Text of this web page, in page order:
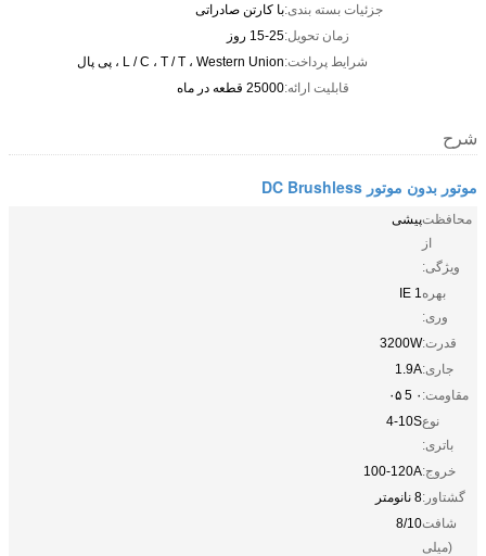
جزئیات بسته بندی:با کارتن صادراتی
زمان تحویل:15-25 روز
شرایط پرداخت:L / C ، T / T ، Western Union ، پی پال
قابلیت ارائه:25000 قطعه در ماه
شرح
موتور بدون موتور DC Brushless
محافظت
از
ویژگی:
پیشی
بهره
وری:
IE 1
قدرت:3200W
جاری:1.9A
مقاومت: ۰ 5 ۰۵
نوع
باتری:
4-10S
خروج:100-120A
گشتاور:8 نانومتر
شافت
(میلی
8/10